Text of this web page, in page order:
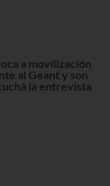
a movilización
al Geant y son
la entrevista